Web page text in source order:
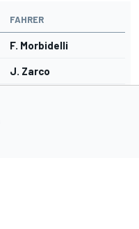
FAHRER
F. Morbidelli
J. Zarco